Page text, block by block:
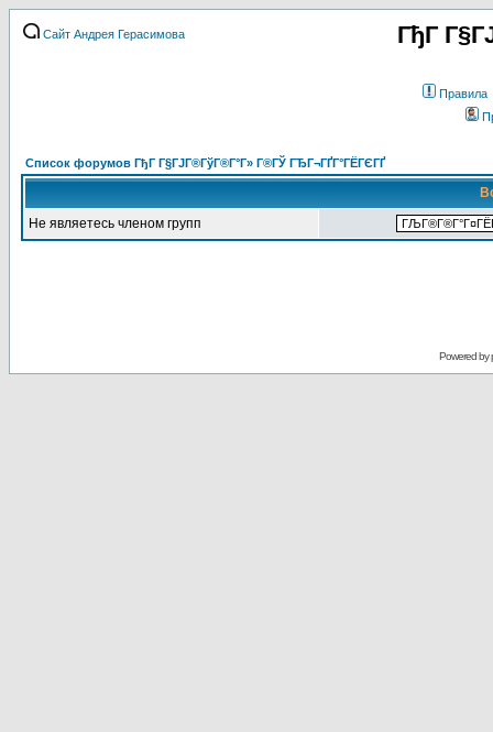
Сайт Андрея Герасимова ГђГ
Правила
Список форумов ГђГ Г§ГЈГ®ГўГ®Г°Г» Г®ГЎ ГЂГ¬ГҐГ°ГЁГЄГҐ
Не являетесь членом групп
Powered by